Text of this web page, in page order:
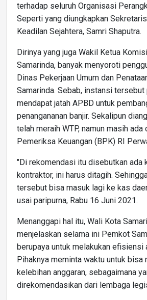
terhadap seluruh Organisasi
Seperti yang diungkapkan
Keadilan Sejahtera, Samri Shaputra.
Dirinya yang juga Wakil Ketua
Samarinda, banyak menyoroti
Dinas Pekerjaan Umum dan
Samarinda. Sebab, instansi tersebut
mendapat jatah APBD untuk
penangananan banjir. Sekalipun
telah meraih WTP, namun masih ada
Pemeriksa Keuangan (BPK) RI
"Di rekomendasi itu disebutkan ada
kontraktor, ini harus ditagih.
tersebut bisa masuk lagi ke kas
usai paripurna, Rabu 16 Juni 2021.
Menanggapi hal itu, Wali Kota
menjelaskan selama ini Pemkot
berupaya untuk melakukan efisiensi
Pihaknya meminta waktu untuk bisa
kelebihan anggaran, sebagaimana
direkomendasikan dari lembaga